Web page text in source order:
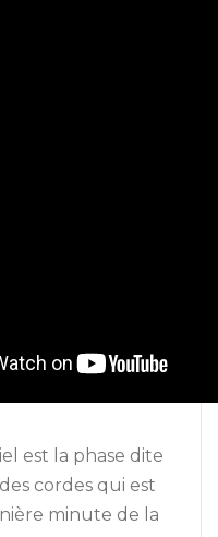
est la phase dite
cordes qui est
minute de la